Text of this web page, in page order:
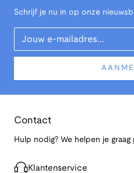
Schrijf je nu in op onze
Your Email
Contact
Hulp nodig? We helpen je
Klantenservice